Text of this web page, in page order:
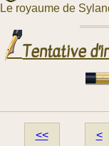
Le royaume de
Tentative
<< <